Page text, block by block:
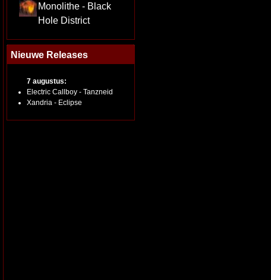
Monolithe - Black
Hole District
Nieuwe Releases
7 augustus:
Electric Callboy - Tanzneid
Xandria - Eclipse